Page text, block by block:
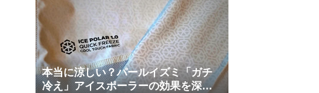
本当に涼しい？パールイズミ「ガチ
冷え」アイスポーラーの効果を深部